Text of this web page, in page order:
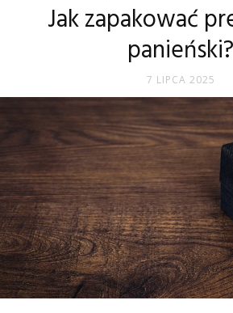
Jak zapakować
panieński?
7 LIPCA 2025